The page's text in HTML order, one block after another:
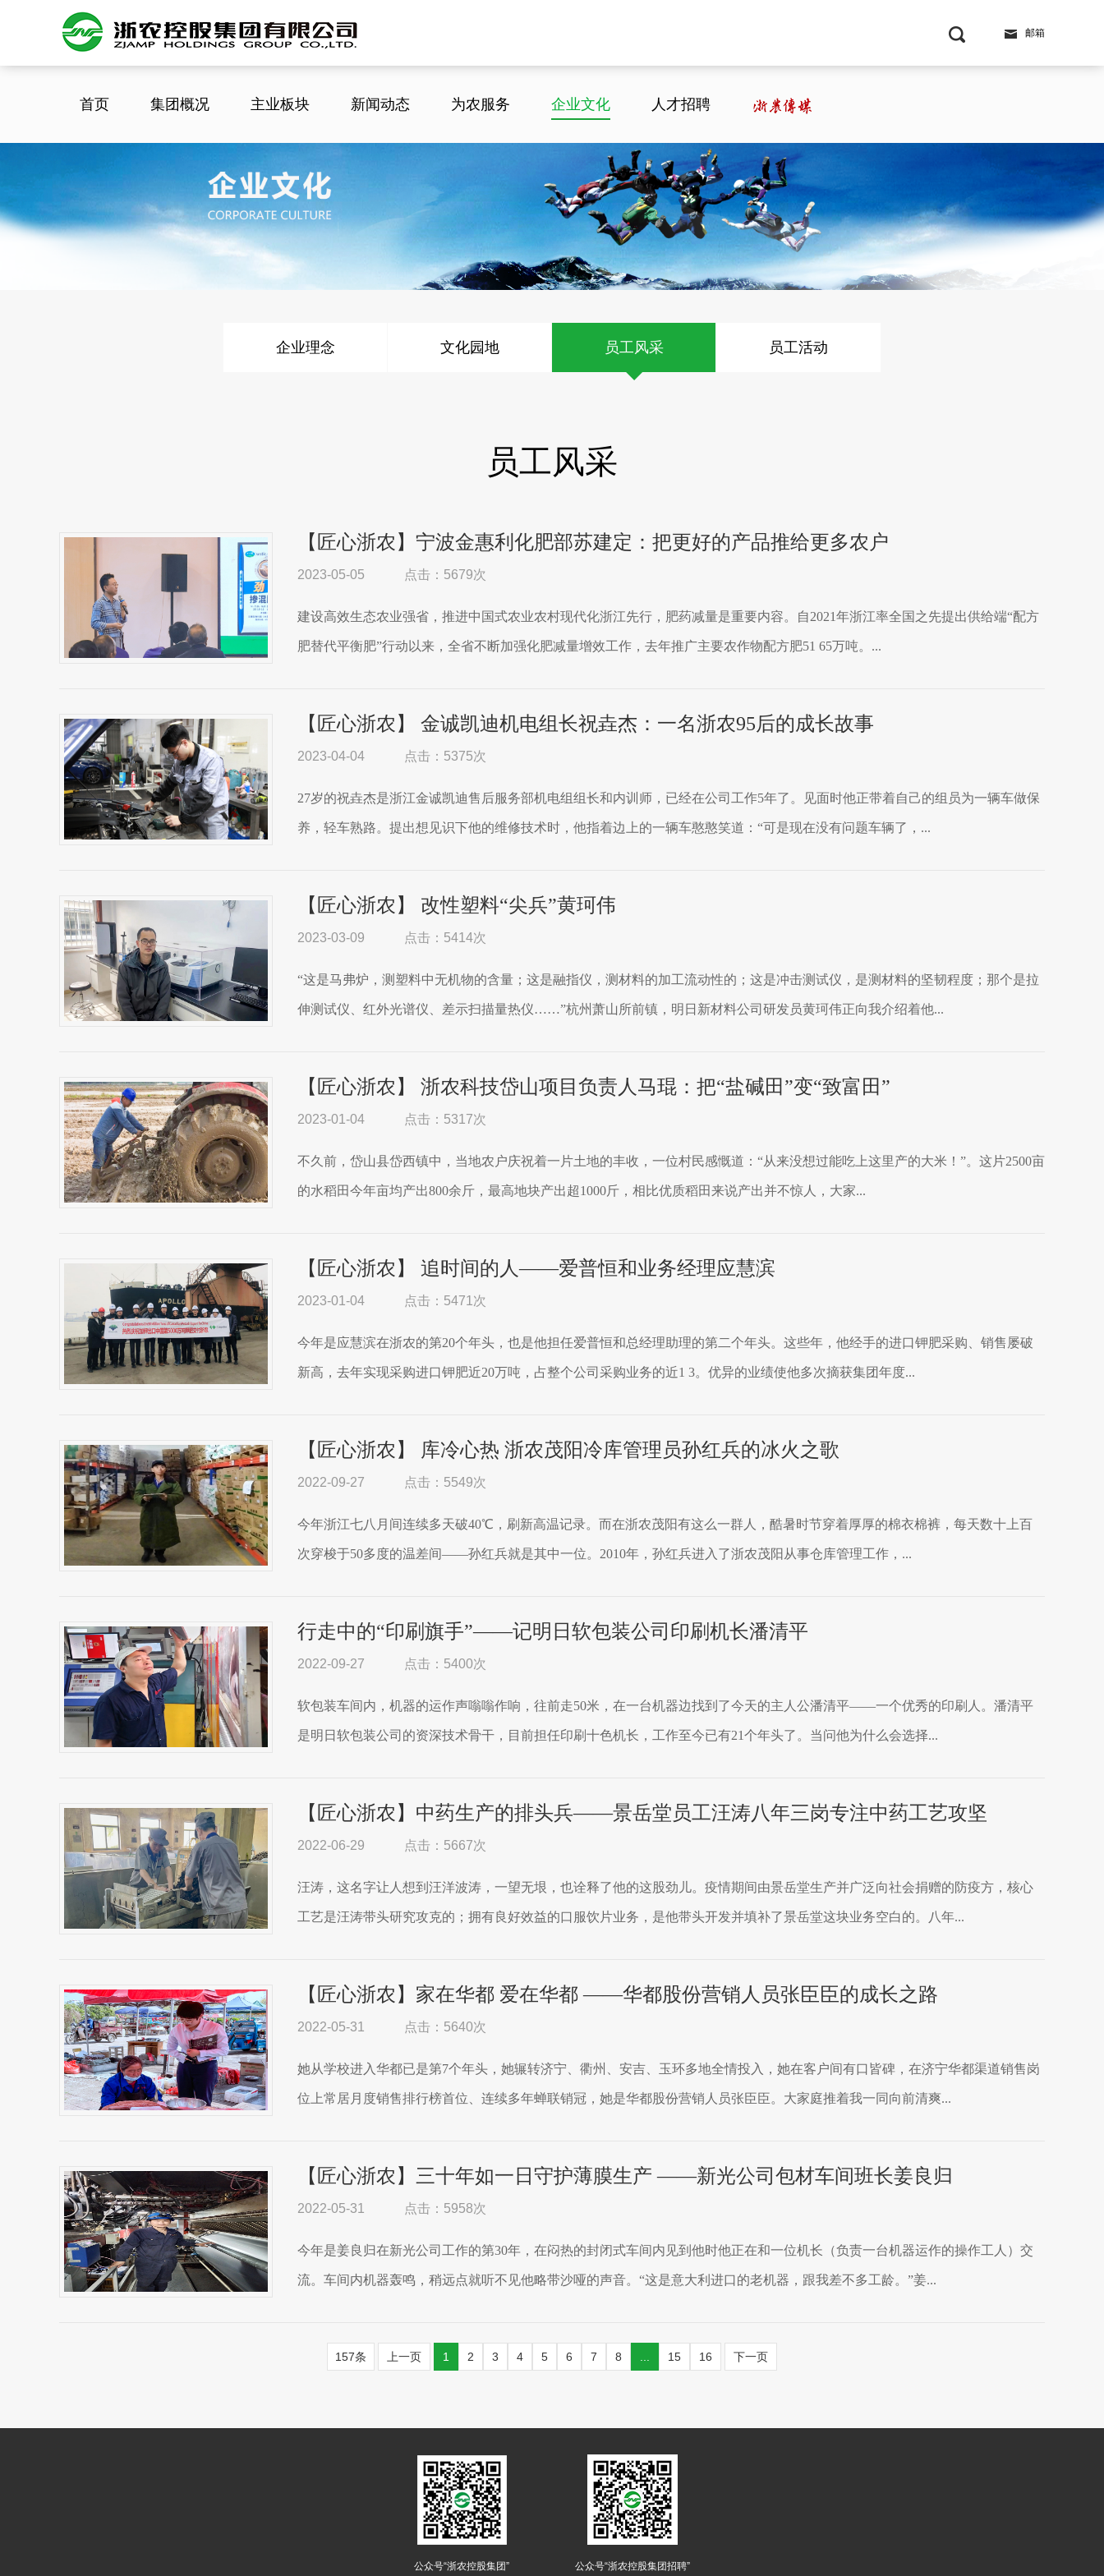
邮箱
首页 集团概况 主业板块 新闻动态 为农服务 企业文化 人才招聘
企业理念 文化园地 员工风采 员工活动
员工风采
【匠心浙农】宁波金惠利化肥部苏建定：把更好的产品推给更多农户
2023-05-05 点击：5679次
建设高效生态农业强省，推进中国式农业农村现代化浙江先行，肥药减量是重要内容。自2021年浙江率全国之先提出供给端“配方
肥替代平衡肥”行动以来，全省不断加强化肥减量增效工作，去年推广主要农作物配方肥51 65万吨。...
【匠心浙农】 金诚凯迪机电组长祝垚杰：一名浙农95后的成长故事
2023-04-04 点击：5375次
27岁的祝垚杰是浙江金诚凯迪售后服务部机电组组长和内训师，已经在公司工作5年了。见面时他正带着自己的组员为一辆车做保
养，轻车熟路。提出想见识下他的维修技术时，他指着边上的一辆车憨憨笑道：“可是现在没有问题车辆了，...
【匠心浙农】 改性塑料“尖兵”黄珂伟
2023-03-09 点击：5414次
“这是马弗炉，测塑料中无机物的含量；这是融指仪，测材料的加工流动性的；这是冲击测试仪，是测材料的坚韧程度；那个是拉
伸测试仪、红外光谱仪、差示扫描量热仪……”杭州萧山所前镇，明日新材料公司研发员黄珂伟正向我介绍着他...
【匠心浙农】 浙农科技岱山项目负责人马琨：把“盐碱田”变“致富田”
2023-01-04 点击：5317次
不久前，岱山县岱西镇中，当地农户庆祝着一片土地的丰收，一位村民感慨道：“从来没想过能吃上这里产的大米！”。这片2500亩
的水稻田今年亩均产出800余斤，最高地块产出超1000斤，相比优质稻田来说产出并不惊人，大家...
【匠心浙农】 追时间的人——爱普恒和业务经理应慧滨
2023-01-04 点击：5471次
今年是应慧滨在浙农的第20个年头，也是他担任爱普恒和总经理助理的第二个年头。这些年，他经手的进口钾肥采购、销售屡破
新高，去年实现采购进口钾肥近20万吨，占整个公司采购业务的近1 3。优异的业绩使他多次摘获集团年度...
【匠心浙农】 库冷心热 浙农茂阳冷库管理员孙红兵的冰火之歌
2022-09-27 点击：5549次
今年浙江七八月间连续多天破40℃，刷新高温记录。而在浙农茂阳有这么一群人，酷暑时节穿着厚厚的棉衣棉裤，每天数十上百
次穿梭于50多度的温差间——孙红兵就是其中一位。2010年，孙红兵进入了浙农茂阳从事仓库管理工作，...
行走中的“印刷旗手”——记明日软包装公司印刷机长潘清平
2022-09-27 点击：5400次
软包装车间内，机器的运作声嗡嗡作响，往前走50米，在一台机器边找到了今天的主人公潘清平——一个优秀的印刷人。潘清平
是明日软包装公司的资深技术骨干，目前担任印刷十色机长，工作至今已有21个年头了。当问他为什么会选择...
【匠心浙农】中药生产的排头兵——景岳堂员工汪涛八年三岗专注中药工艺攻坚
2022-06-29 点击：5667次
汪涛，这名字让人想到汪洋波涛，一望无垠，也诠释了他的这股劲儿。疫情期间由景岳堂生产并广泛向社会捐赠的防疫方，核心
工艺是汪涛带头研究攻克的；拥有良好效益的口服饮片业务，是他带头开发并填补了景岳堂这块业务空白的。八年...
【匠心浙农】家在华都 爱在华都 ——华都股份营销人员张臣臣的成长之路
2022-05-31 点击：5640次
她从学校进入华都已是第7个年头，她辗转济宁、衢州、安吉、玉环多地全情投入，她在客户间有口皆碑，在济宁华都渠道销售岗
位上常居月度销售排行榜首位、连续多年蝉联销冠，她是华都股份营销人员张臣臣。大家庭推着我一同向前清爽...
【匠心浙农】三十年如一日守护薄膜生产 ——新光公司包材车间班长姜良归
2022-05-31 点击：5958次
今年是姜良归在新光公司工作的第30年，在闷热的封闭式车间内见到他时他正在和一位机长（负责一台机器运作的操作工人）交
流。车间内机器轰鸣，稍远点就听不见他略带沙哑的声音。“这是意大利进口的老机器，跟我差不多工龄。”姜...
157条 上一页 1 2 3 4 5 6 7 8 15 16 下一页
公众号“浙农控股集团” 公众号“浙农控股集团招聘”